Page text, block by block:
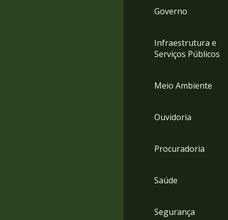
Governo
Infraestrutura e
Serviços Públicos
Meio Ambiente
Ouvidoria
Procuradoria
Saúde
Segurança